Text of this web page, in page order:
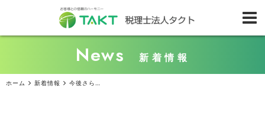
News 新着情報
ホーム 新着情報 今後さらに求められるであろう、歯科と医科の連携